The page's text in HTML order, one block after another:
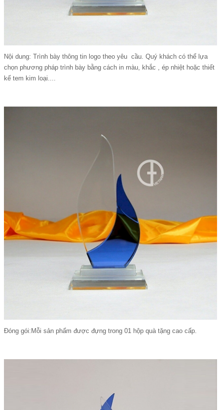
Nội dung: Trình bày thông tin logo theo yêu cầu. Quý khách có thể lựa
chọn phương pháp trình bày bằng cách in màu, khắc , ép nhiệt hoặc thiết
kế tem kim loại....
Đóng gói:Mỗi sản phẩm được đựng trong 01 hộp quà tặng cao cấp.